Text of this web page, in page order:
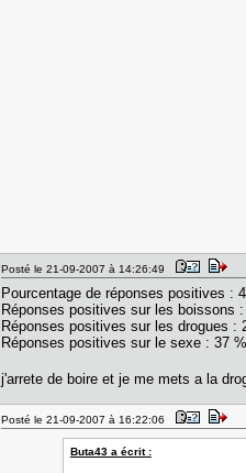
Posté le 21-09-2007 à 14:26:49
Pourcentage de réponses positives :
Réponses positives sur les boissons
Réponses positives sur les drogues :
Réponses positives sur le sexe : 37 %
j'arrete de boire et je me mets a la
Posté le 21-09-2007 à 16:22:06
Buta43 a écrit :